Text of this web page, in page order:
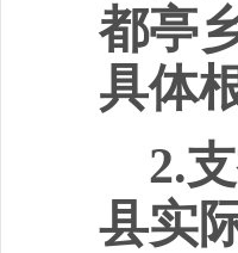
都亭
具体
2.
县实